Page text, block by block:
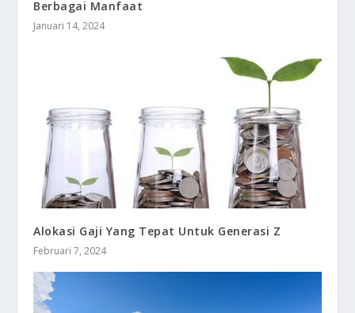
Berbagai Manfaat
Januari 14, 2024
Alokasi Gaji Yang Tepat Untuk Generasi Z
Februari 7, 2024